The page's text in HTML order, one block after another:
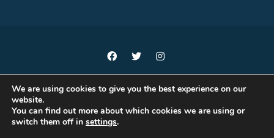
Мисли локално, делувај регионално, развивај национално
We are using cookies to give you the best experience on our
website.
You can find out more about which cookies we are using or
switch them off in settings.